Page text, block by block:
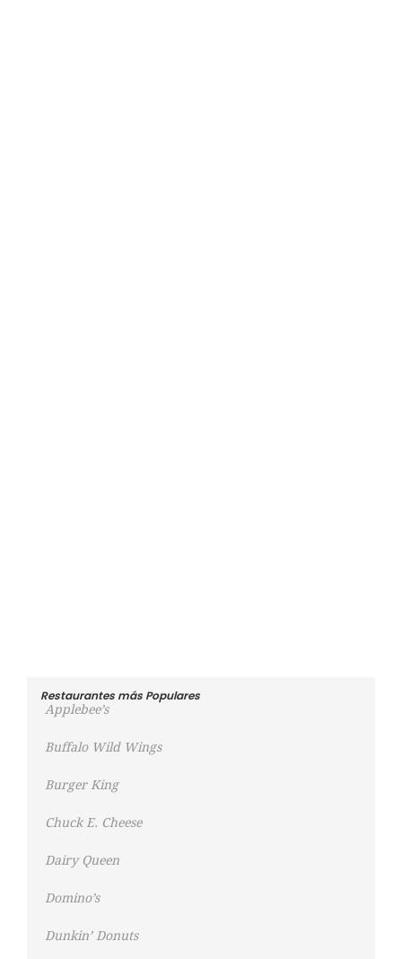
Restaurantes más Populares
Applebee’s
Buffalo Wild Wings
Burger King
Chuck E. Cheese
Dairy Queen
Domino’s
Dunkin’ Donuts